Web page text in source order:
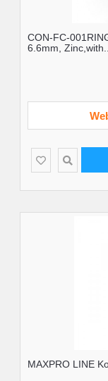
CON-FC-
6.6mm, Zinc,with...
MAXPRO LINE